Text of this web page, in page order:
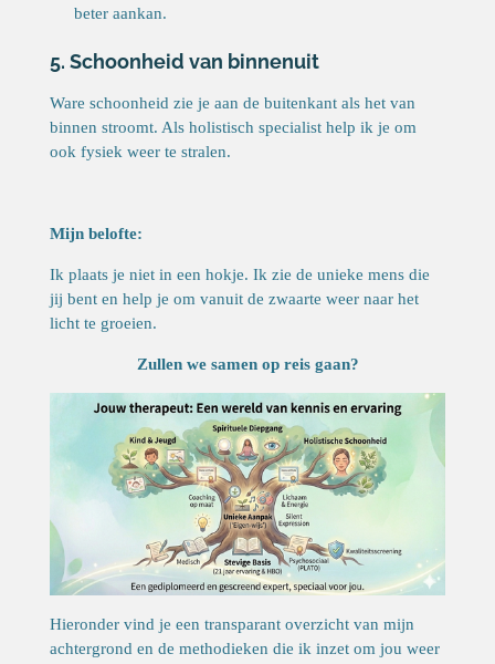
beter aankan.
5. Schoonheid van binnenuit
Ware schoonheid zie je aan de buitenkant als het van
binnen stroomt. Als holistisch specialist help ik je om
ook fysiek weer te stralen.
Mijn belofte:
Ik plaats je niet in een hokje. Ik zie de unieke mens die
jij bent en help je om vanuit de zwaarte weer naar het
licht te groeien.
Zullen we samen op reis gaan?
Hieronder vind je een transparant overzicht van mijn
achtergrond en de methodieken die ik inzet om jou weer